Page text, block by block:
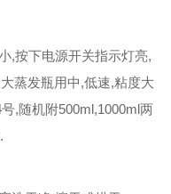
按下电源开关指示灯亮,
蒸发瓶用中,低速,粘度大
,随机附500ml,1000ml两